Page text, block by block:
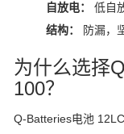
自放电：
低自
结构：
防漏，
为什么选择
100？
Q-Batteries电池